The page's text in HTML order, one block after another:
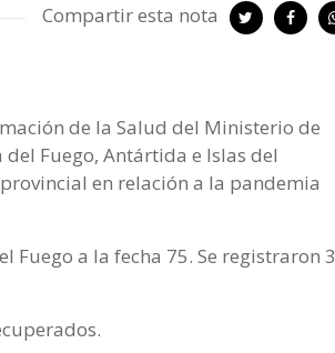
Compartir esta nota
de la Salud del Ministerio de
Fuego, Antártida e Islas del
en relación a la pandemia
a la fecha 75. Se registraron 3